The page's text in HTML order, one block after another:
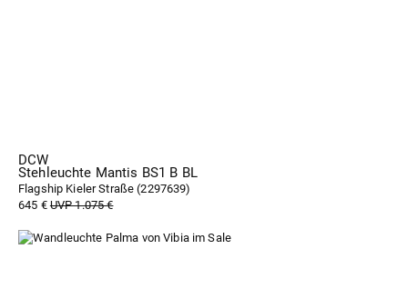
DCW
Stehleuchte Mantis BS1 B BL
Flagship Kieler Straße (2297639)
645 €UVP 1.075 €